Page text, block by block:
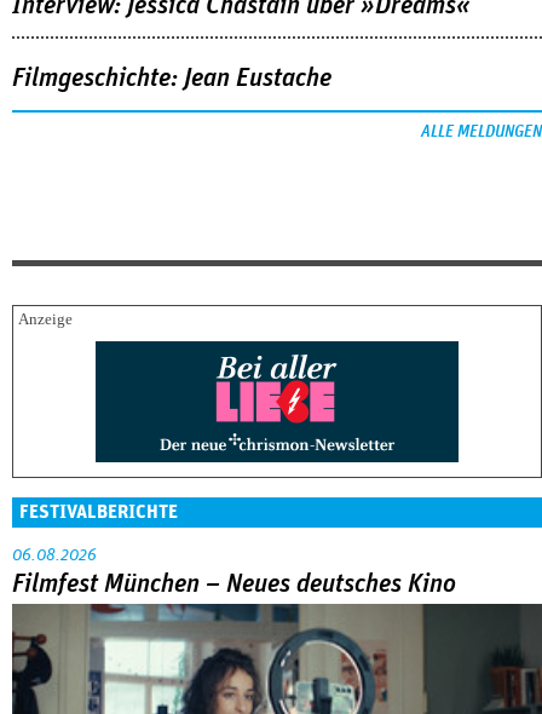
Interview: Jessica Chastain über »Dreams«
Filmgeschichte: Jean Eustache
ALLE MELDUNGEN
FESTIVALBERICHTE
06.08.2026
Filmfest München – Neues deutsches Kino